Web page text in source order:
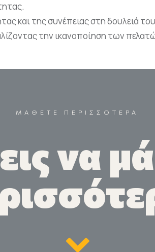
και της συνέπειας στη δουλειά
την ικανοποίηση των
ΜΑΘΕΤΕ ΠΕΡΙΣΣΟΤΕΡΑ
να